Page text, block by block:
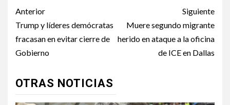
Post
navigation
Anterior
Trump y líderes demócratas
fracasan en evitar cierre de
Gobierno
Siguiente
Muere segundo migrante
herido en ataque a la oficina
de ICE en Dallas
OTRAS NOTICIAS